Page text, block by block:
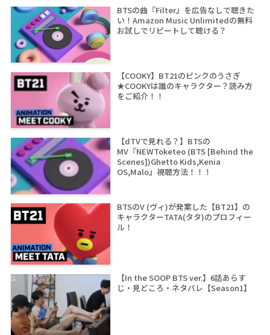
BTSの曲『Filter』を広告なしで聴きた
い！Amazon Music Unlimitedの無料
お試しでリピートして聴ける？
【COOKY】BT21のピンクのうさぎ
★COOKYは誰のキャラクター？読み方
をご紹介！！
【dTVで見れる？】BTSの
MV『NEWToketeo (BTS [Behind the
Scenes])Ghetto Kids,Kenia
OS,Malo』視聴方法！！！
BTSのV (ヴィ)が発案した【BT21】の
キャラクターTATA(タタ)のプロフィー
ル！
【In the SOOP BTS ver.】6話あらす
じ・見どころ・ネタバレ【Season1】